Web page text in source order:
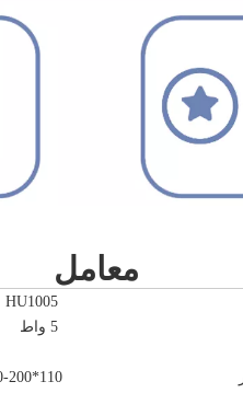
معامل
HU1005
5 واط
110*110-200*200 مللي متر